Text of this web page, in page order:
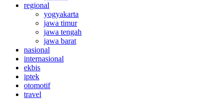
regional
yogyakarta
jawa timur
jawa tengah
jawa barat
nasional
internasional
ekbis
iptek
otomotif
travel